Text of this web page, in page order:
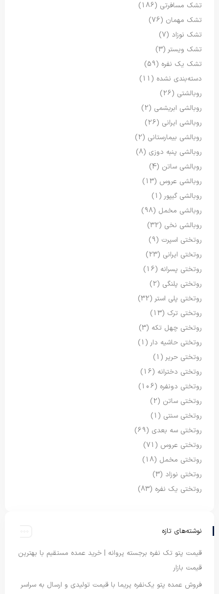
تشک مسافرتی (186)
تشک مهمان (76)
تشک نوزاد (7)
تشک ویستر (3)
تشک یک نفره (59)
دسته‌بندی نشده (11)
روبالشتی (26)
روبالشی ابریشمی (2)
روبالشی ایرانی (26)
روبالشی بیمارستانی (2)
روبالشی پنبه دوزی (8)
روبالشی ساتن (4)
روبالشی عروس (13)
روبالشی گیپور (1)
روبالشی مخمل (98)
روبالشی نخی (32)
روتختی اسپرت (9)
روتختی ایرانی (23)
روتختی پسرانه (16)
روتختی پلنگی (2)
روتختی پلی استر (32)
روتختی ترک (13)
روتختی چهل تکه (3)
روتختی حاشیه دار (1)
روتختی حریر (1)
روتختی دخترانه (16)
روتختی دونفره (106)
روتختی ساتن (2)
روتختی سنتی (1)
روتختی سه بعدی (69)
روتختی عروس (71)
روتختی مخمل (18)
روتختی نوزاد (3)
روتختی یک نفره (83)
نوشته‌های تازه
قیمت پتو تک نفره برجسته پروانه | خرید عمده مستقیم با بهترین
قیمت بازار
فروش عمده پتو یک‌نفره پریما با قیمت تولیدی و ارسال به سراسر